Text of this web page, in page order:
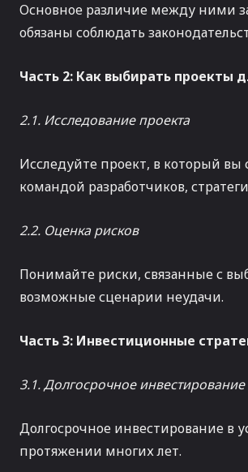
Основное различие между ними
обязаны соблюдать
Часть 2: Как выбирать проекты
2.1. Исследование проекта
Исследуйте проект, в который вы
командой разработчиков,
2.2. Оценка рисков
Понимайте риски, связанные с
возможные сценарии неудачи.
Часть 3: Инвестиционные
3.1. Долгосрочное инвестирование
Долгосрочное инвестирование
протяжении многих лет.